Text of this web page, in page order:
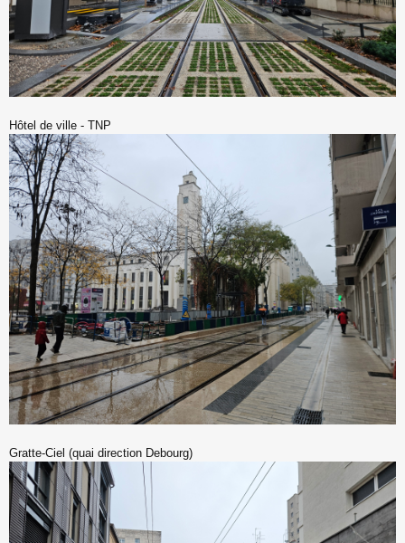
Hôtel de ville - TNP
Gratte-Ciel (quai direction Debourg)